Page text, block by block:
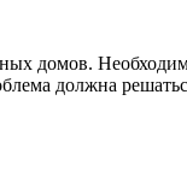
домов.
должна